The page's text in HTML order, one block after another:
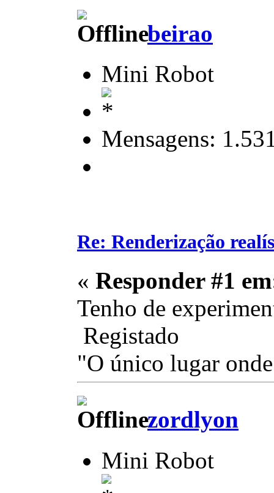
beirao
Mini Robot
Mensagens:
Re: Renderização
« Responder #1
Tenho de
Registado
"O único lugar
zordlyon
Mini Robot